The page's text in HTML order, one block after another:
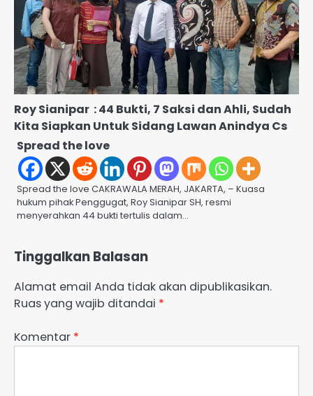
Roy Sianipar : 44 Bukti, 7 Saksi dan Ahli, Sudah
Kita Siapkan Untuk Sidang Lawan Anindya Cs
Spread the love
Spread the love CAKRAWALA MERAH, JAKARTA, – Kuasa
hukum pihak Penggugat, Roy Sianipar SH, resmi
menyerahkan 44 bukti tertulis dalam…
Tinggalkan Balasan
Alamat email Anda tidak akan dipublikasikan.
Ruas yang wajib ditandai *
Komentar *